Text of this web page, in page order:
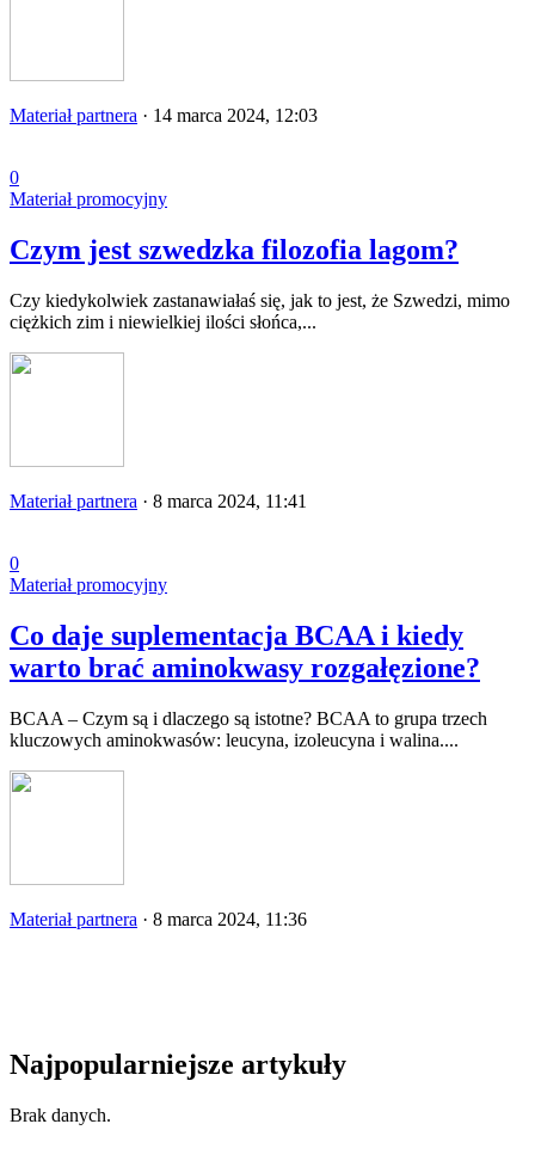
Materiał partnera · 14 marca 2024, 12:03
0
Materiał promocyjny
Czym jest szwedzka filozofia lagom?
Czy kiedykolwiek zastanawiałaś się, jak to jest, że Szwedzi, mimo
ciężkich zim i niewielkiej ilości słońca,...
Materiał partnera · 8 marca 2024, 11:41
0
Materiał promocyjny
Co daje suplementacja BCAA i kiedy
warto brać aminokwasy rozgałęzione?
BCAA – Czym są i dlaczego są istotne? BCAA to grupa trzech
kluczowych aminokwasów: leucyna, izoleucyna i walina....
Materiał partnera · 8 marca 2024, 11:36
Najpopularniejsze artykuły
Brak danych.